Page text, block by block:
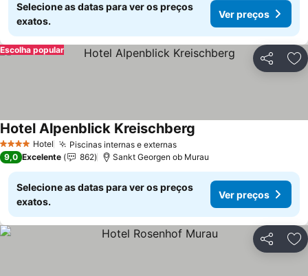
Selecione as datas para ver os preços
exatos.
Ver preços
Partilhar
Escolha popular
4 EstrelasHotel Piscinas internas e externas
Hotel Alpenblick Kreischberg
9,0 Excelente 862 Sankt Georgen ob Murau
Selecione as datas para ver os preços
exatos.
Ver preços
Partilhar